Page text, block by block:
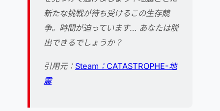
新たな挑戦が待ち受けるこの生存競
争。時間が迫っています… あなたは脱
出できるでしょうか？
引用元： Steam：CATASTROPHE-地
震